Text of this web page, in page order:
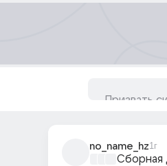
no_name_hz1г
Сборная